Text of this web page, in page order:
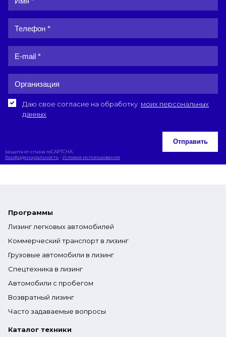
Даю свое согласие на обработку моих персональных
данных
Отправить
защита от спама reCAPTCHA
Конфиденциальность-Условия использования
Программы
Лизинг легковых автомобилей
Коммерческий транспорт в лизинг
Грузовые автомобили в лизинг
Спецтехника в лизинг
Автомобили с пробегом
Возвратный лизинг
Часто задаваемые вопросы
Каталог техники